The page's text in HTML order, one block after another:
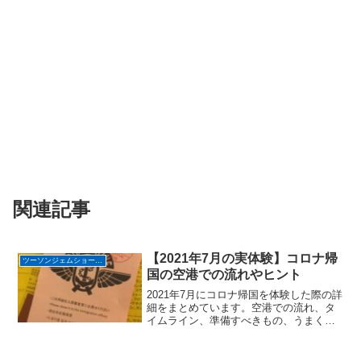
関連記事
ツーソンジェムショーへ行く
【2021年7月の実体験】コロナ帰
国の空港での流れやヒント
2021年7月にコロナ帰国を体験した際の詳
細をまとめています。空港での流れ、タ
イムライン、準備すべきもの、うまく過